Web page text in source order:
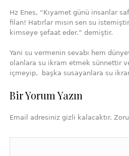
Hz Enes, “Kıyamet günü insanlar
filan! Hatırlar mısın sen su
kimseye şefaat eder.” demiştir.
Yani su vermenin sevabı hem
olanlara su ikram etmek sünnettir
içmeyip, başka susayanlara su
Bir Yorum Yazın
Email adresiniz gizli kalacaktır.